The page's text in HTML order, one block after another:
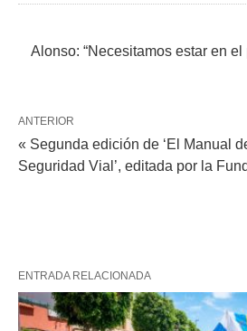
Alonso: “Necesitamos estar en
ANTERIOR
« Segunda edición de ‘El Manual
Seguridad Vial’, editada por la
ENTRADA RELACIONADA